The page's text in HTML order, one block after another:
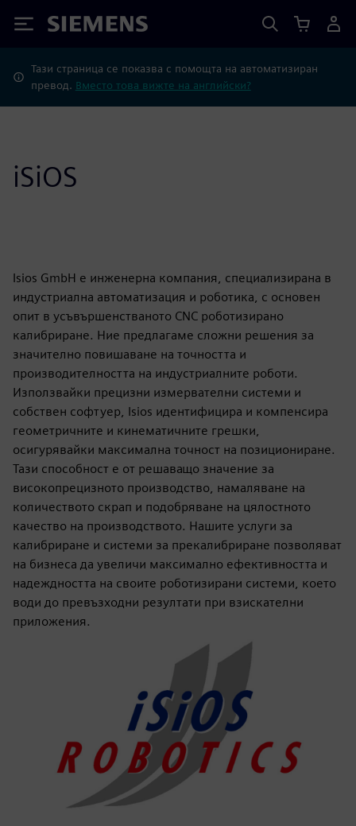
Siemens
Тази страница се показва с помощта на автоматизиран
превод. Вместо това вижте на английски?
iSiOS
Isios GmbH е инженерна компания, специализирана в
индустриална автоматизация и роботика, с основен
опит в усъвършенстваното CNC роботизирано
калибриране. Ние предлагаме сложни решения за
значително повишаване на точността и
производителността на индустриалните роботи.
Използвайки прецизни измервателни системи и
собствен софтуер, Isios идентифицира и компенсира
геометричните и кинематичните грешки,
осигурявайки максимална точност на позициониране.
Тази способност е от решаващо значение за
високопрецизното производство, намаляване на
количеството скрап и подобряване на цялостното
качество на производството. Нашите услуги за
калибриране и системи за прекалибриране позволяват
на бизнеса да увеличи максимално ефективността и
надеждността на своите роботизирани системи, което
води до превъзходни резултати при взискателни
приложения.